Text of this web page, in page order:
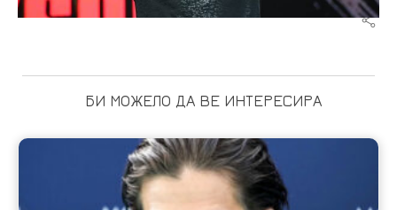
БИ МОЖЕЛО ДА ВЕ ИНТЕРЕСИРА